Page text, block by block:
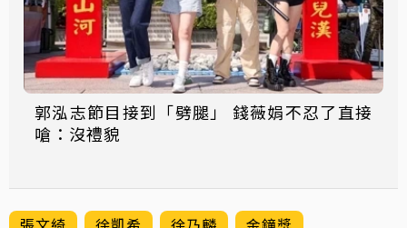
郭泓志節目接到「劈腿」 錢薇娟不忍了直接
嗆：沒禮貌